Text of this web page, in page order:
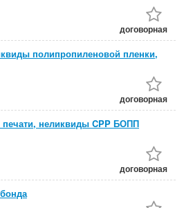
договорная
полипропиленовой пленки,
договорная
неликвиды CPP БОПП
договорная